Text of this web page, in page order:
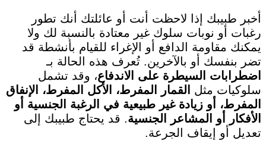
أخبر طبيبك إذا لاحظت أنت أو عائلتك أنك تطور
رغبات أو نوبات سلوك غير معتادة بالنسبة لك ولا
يمكنك مقاومة الدافع أو الإغراء للقيام بأنشطة قد
تضر بنفسك أو بالآخرين. تُعرف هذه الحالة بـ
اضطرابات السيطرة على الاندفاع، وقد تشمل
سلوكيات مثل
القمار المفرط، الأكل المفرط، الإنفاق
المفرط، أو زيادة غير طبيعية في الرغبة الجنسية أو
الأفكار أو المشاعر الجنسية. قد يحتاج طبيبك إلى
تعديل أو إيقاف الجرعة.